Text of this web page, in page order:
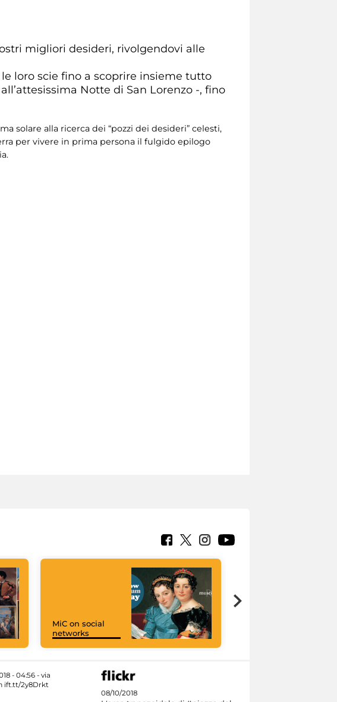
migliori desideri, rivolgendovi alle
loro scie fino a scoprire insieme tutto
Notte di San Lorenzo -, fino
solare alla ricerca dei “pozzi dei desideri” celesti,
per vivere in prima persona il fulgido epilogo
MiC on social
networks
08/10/2018